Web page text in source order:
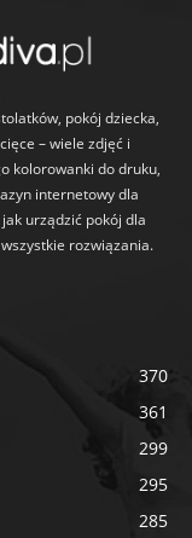
pokój dziecka,
– wiele zdjęć i
kolorowanki do druku,
internetowy dla
urządzić pokój dla
rozwiązania.
370
361
299
295
285